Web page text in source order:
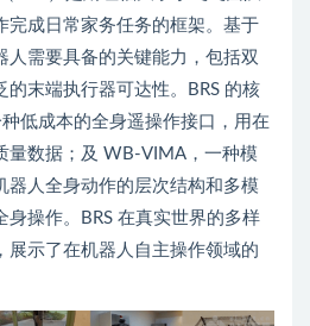
完成日常家务任务的框架。基于
人需要具备的关键能力，包括双
的末端执行器可达性。BRS 的核
低成本的全身遥操作接口，用在
量数据；及 WB-VIMA，一种模
器人全身动作的层次结构和多模
身操作。BRS 在真实世界的多样
展示了在机器人自主操作领域的